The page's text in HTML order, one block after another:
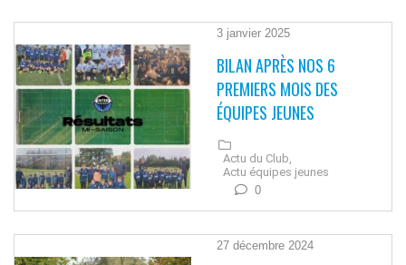
3 janvier 2025
BILAN APRÈS NOS 6
PREMIERS MOIS DES
ÉQUIPES JEUNES
Actu du Club,
Actu équipes jeunes
0
27 décembre 2024